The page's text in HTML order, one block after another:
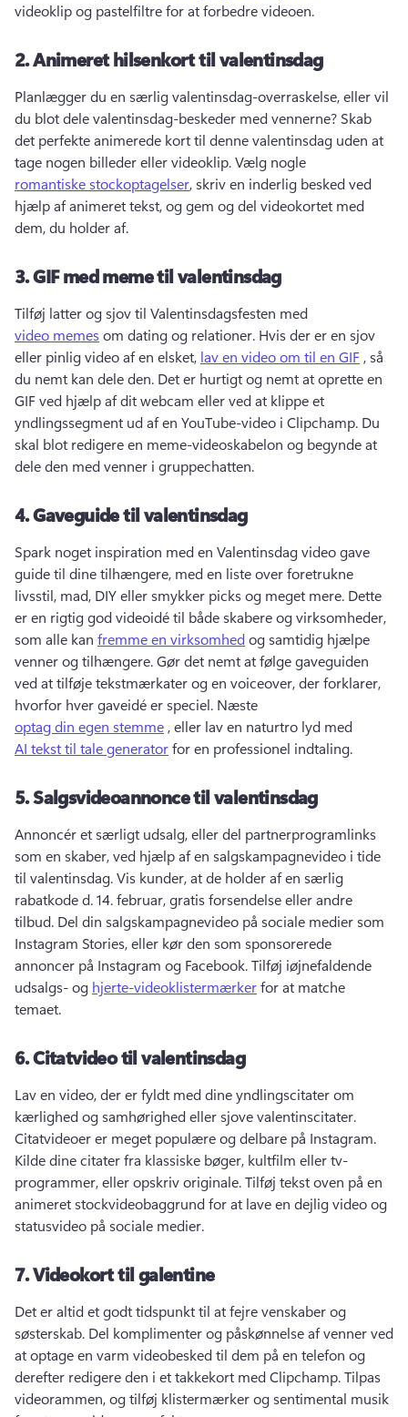
videoklip og pastelfiltre for at forbedre videoen.
2.Animeret hilsenkort til valentinsdag
Planlægger du en særlig valentinsdag-overraskelse, eller vil
du blot dele valentinsdag-beskeder med vennerne? Skab
det perfekte animerede kort til denne valentinsdag uden at
tage nogen billeder eller videoklip. Vælg nogle
romantiske stockoptagelser, skriv en inderlig besked ved
hjælp af animeret tekst, og gem og del videokortet med
dem, du holder af.
3.GIF med meme til valentinsdag
Tilføj latter og sjov til Valentinsdagsfesten med
video memes om dating og relationer. Hvis der er en sjov
eller pinlig video af en elsket, lav en video om til en GIF , så
du nemt kan dele den. Det er hurtigt og nemt at oprette en
GIF ved hjælp af dit webcam eller ved at klippe et
yndlingssegment ud af en YouTube-video i Clipchamp. Du
skal blot redigere en meme-videoskabelon og begynde at
dele den med venner i gruppechatten.
4.Gaveguide til valentinsdag
Spark noget inspiration med en Valentinsdag video gave
guide til dine tilhængere, med en liste over foretrukne
livsstil, mad, DIY eller smykker picks og meget mere. Dette
er en rigtig god videoidé til både skabere og virksomheder,
som alle kan fremme en virksomhed og samtidig hjælpe
venner og tilhængere. Gør det nemt at følge gaveguiden
ved at tilføje tekstmærkater og en voiceover, der forklarer,
hvorfor hver gaveidé er speciel. Næste
optag din egen stemme , eller lav en naturtro lyd med
AI tekst til tale generator for en professionel indtaling.
5.Salgsvideoannonce til valentinsdag
Annoncér et særligt udsalg, eller del partnerprogramlinks
som en skaber, ved hjælp af en salgskampagnevideo i tide
til valentinsdag. Vis kunder, at de holder af en særlig
rabatkode d. 14. februar, gratis forsendelse eller andre
tilbud. Del din salgskampagnevideo på sociale medier som
Instagram Stories, eller kør den som sponsorerede
annoncer på Instagram og Facebook. Tilføj iøjnefaldende
udsalgs- og hjerte-videoklistermærker for at matche
temaet.
6.Citatvideo til valentinsdag
Lav en video, der er fyldt med dine yndlingscitater om
Kilde dine citater fra klassiske bøger, kultfilm eller tv-
programmer, eller opskriv originale. Tilføj tekst oven på en
animeret stockvideobaggrund for at lave en dejlig video og
statusvideo på sociale medier.
7.Videokort til galentine
Det er altid et godt tidspunkt til at fejre venskaber og
søsterskab. Del komplimenter og påskønnelse af venner ved
at optage en varm videobesked til dem på en telefon og
derefter redigere den i et takkekort med Clipchamp. Tilpas
videorammen, og tilføj klistermærker og sentimental musik